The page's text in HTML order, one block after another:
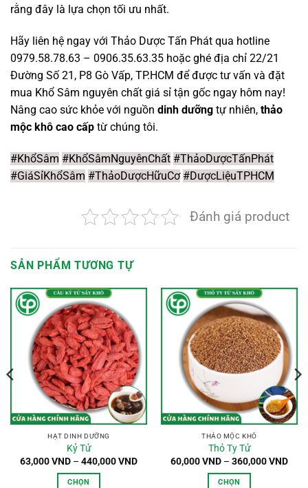
rằng đây là lựa chọn tối ưu nhất.
Hãy liên hệ ngay với Thảo Dược Tấn Phát qua hotline
0979.58.78.63 – 0906.35.63.35 hoặc ghé địa chỉ 22/21
Đường Số 21, P8 Gò Vấp, TP.HCM để được tư vấn và đặt
mua Khổ Sâm nguyên chất giá sỉ tận gốc ngay hôm nay!
Nâng cao sức khỏe với nguồn dinh dưỡng tự nhiên, thảo
mộc khô cao cấp từ chúng tôi.
#KhổSâm #KhổSâmNguyênChất #ThảoDượcTấnPhát
#GiáSỉKhổSâm #ThảoDượcHữuCơ #DượcLiệuTPHCM
Đánh giá product
SẢN PHẨM TƯƠNG TỰ
HẠT DINH DƯỠNG
Kỷ Tử
63,000VND – 440,000VNDKhoảng
CHỌN
THẢO MỘC KHÔ
Thỏ Ty Tử
60,000VND – 360,000VND
CHỌN